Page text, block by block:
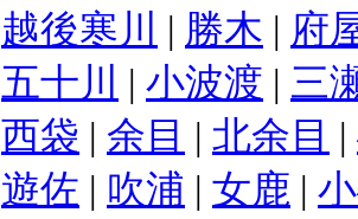
越後寒川 | 勝木 | 府
五十川 | 小波渡 | 三
西袋 | 余目 | 北余目 |
遊佐 | 吹浦 | 女鹿 |